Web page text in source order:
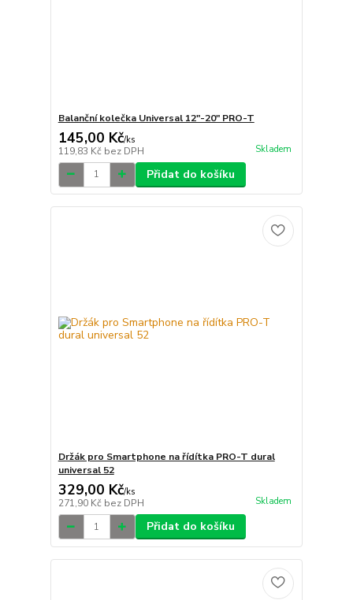
Balanční kolečka Universal 12"-20" PRO-T
145,00 Kč/ks
119,83 Kč bez DPH Skladem
Přidat do košíku
Držák pro Smartphone na řídítka PRO-T dural
universal 52
329,00 Kč/ks
271,90 Kč bez DPH Skladem
Přidat do košíku